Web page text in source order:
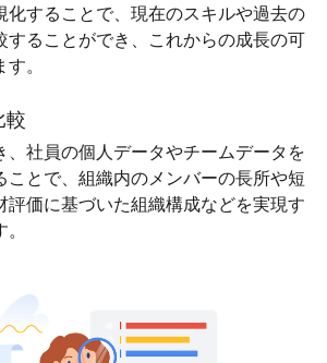
化することで、現在のスキルや過去の
することができ、これからの成長の可
。
較
、社員の個人データやチームデータを
ことで、組織内のメンバーの長所や短
評価に基づいた組織構成などを実現す